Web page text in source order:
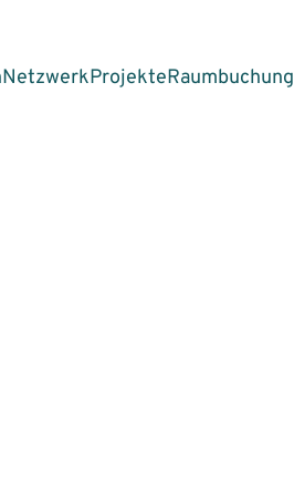
NetzwerkProjekteRaumbuchung